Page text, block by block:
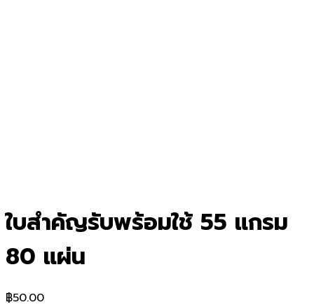
ใบสำคัญรับพร้อมใช้ 55 แกรม
80 แผ่น
฿50.00